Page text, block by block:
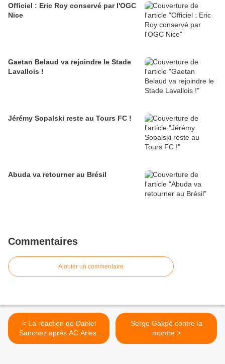
Officiel : Eric Roy conservé par l'OGC
Nice
Gaetan Belaud va rejoindre le Stade
Lavallois !
Jérémy Sopalski reste au Tours FC !
Abuda va retourner au Brésil
Commentaires
Ajouter un commentaire
< La réaction de Daniel
Sanchez après AC Arles-
Avignon - Tours FC
Serge Gakpé contre la
montre >